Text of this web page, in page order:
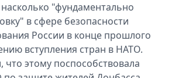
"фундаментально
в сфере безопасности
России в конце прошлого
вступления стран в НАТО.
что этому поспособствовала